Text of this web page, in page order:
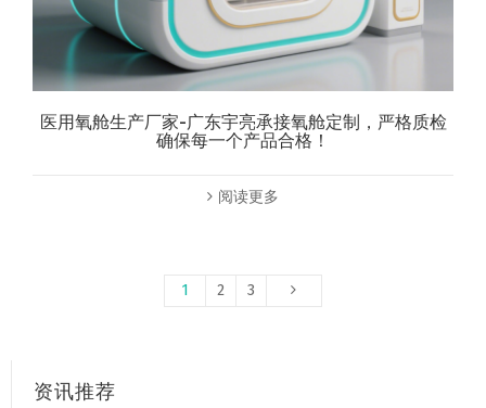
医用氧舱生产厂家-广东宇亮承接氧舱定制，严格质检
确保每一个产品合格！
阅读更多
1 2 3
资讯推荐